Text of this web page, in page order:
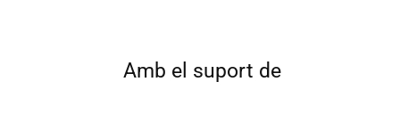
Amb el suport de